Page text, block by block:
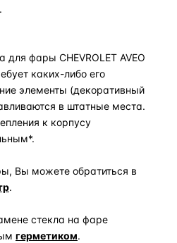
для фары CHEVROLET AVEO
каких-либо его
элементы (декоративный
в штатные места.
к корпусу
Вы можете обратиться в
.
стекла на фаре
герметиком.